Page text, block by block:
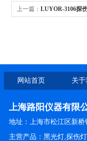
上一篇： LUYOR-3106探
网站首页 关
上海路阳仪器有限
地址：上海市松江区新桥
主营产品：黑光灯,探伤